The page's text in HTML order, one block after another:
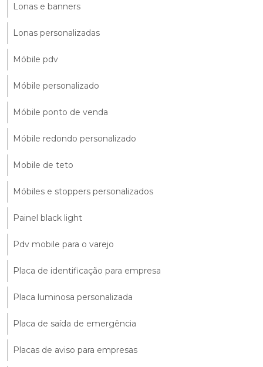
Lonas e banners
Lonas personalizadas
Móbile pdv
Móbile personalizado
Móbile ponto de venda
Móbile redondo personalizado
Mobile de teto
Móbiles e stoppers personalizados
Painel black light
Pdv mobile para o varejo
Placa de identificação para empresa
Placa luminosa personalizada
Placa de saída de emergência
Placas de aviso para empresas